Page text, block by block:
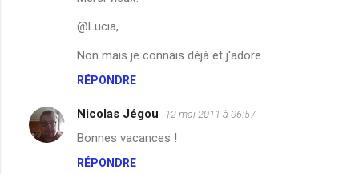
@Lucia,
Non mais je connais déjà et j'adore.
RÉPONDRE
Nicolas Jégou 12 mai 2011 à 06:57
Bonnes vacances !
RÉPONDRE